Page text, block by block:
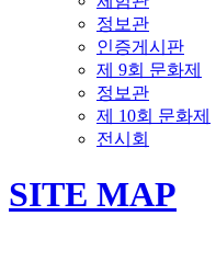
정보관
인증게시판
제 9회 문화제
정보관
제 10회 문화제
전시회
SITE MAP